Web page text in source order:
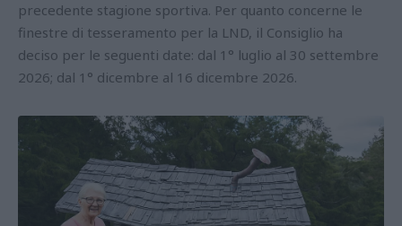
precedente stagione sportiva. Per quanto concerne le
finestre di tesseramento per la LND, il Consiglio ha
deciso per le seguenti date: dal 1° luglio al 30 settembre
2026; dal 1° dicembre al 16 dicembre 2026.